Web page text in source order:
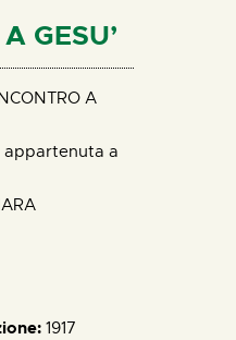
GESU’
A
appartenuta a
1917